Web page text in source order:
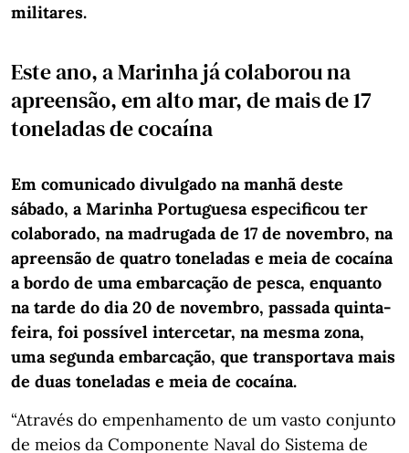
militares.
Este ano, a Marinha já colaborou na
apreensão, em alto mar, de mais de 17
toneladas de cocaína
Em comunicado divulgado na manhã deste
sábado, a Marinha Portuguesa especificou ter
colaborado, na madrugada de 17 de novembro, na
apreensão de quatro toneladas e meia de cocaína
a bordo de uma embarcação de pesca, enquanto
na tarde do dia 20 de novembro, passada quinta-
feira, foi possível intercetar, na mesma zona,
uma segunda embarcação, que transportava mais
de duas toneladas e meia de cocaína.
“Através do empenhamento de um vasto conjunto
de meios da Componente Naval do Sistema de